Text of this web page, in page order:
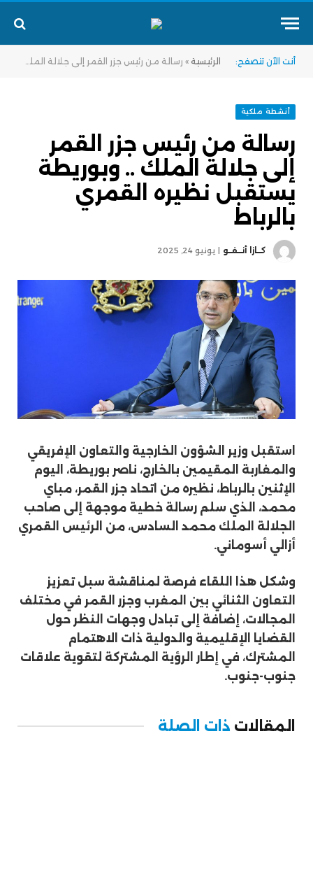
أنت الآن تتصفح: الرئيسية » رسالة من رئيس جزر القمر إلى جلالة الملك .. وبوريطة يستقبل نظيره القمري بالرباط
أنشطة ملكية
رسالة من رئيس جزر القمر
إلى جلالة الملك .. وبوريطة
يستقبل نظيره القمري
بالرباط
كــازا أنــفــو يونيو 24, 2025
استقبل وزير الشؤون الخارجية والتعاون الإفريقي
والمغاربة المقيمين بالخارج، ناصر بوريطة، اليوم
الإثنين بالرباط، نظيره من اتحاد جزر القمر، مباي
محمد، الذي سلم رسالة خطية موجهة إلى صاحب
الجلالة الملك محمد السادس، من الرئيس القمري
أزالي أسوماني.
وشكل هذا اللقاء فرصة لمناقشة سبل تعزيز
التعاون الثنائي بين المغرب وجزر القمر في مختلف
المجالات، إضافة إلى تبادل وجهات النظر حول
القضايا الإقليمية والدولية ذات الاهتمام
المشترك، في إطار الرؤية المشتركة لتقوية علاقات
جنوب-جنوب.
المقالات ذات الصلة